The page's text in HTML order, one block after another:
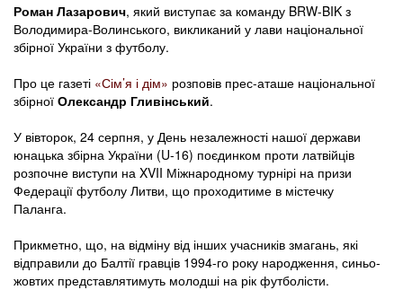
Роман Лазарович, який виступає за команду BRW-BIK з
Володимира-Волинського, викликаний у лави національної
збірної України з футболу.
Про це газеті «Сім’я і дім» розповів прес-аташе національної
збірної Олександр Гливінський.
У вівторок, 24 серпня, у День незалежності нашої держави
юнацька збірна України (U-16) поєдинком проти латвійців
розпочне виступи на XVII Міжнародному турнірі на призи
Федерації футболу Литви, що проходитиме в містечку
Паланга.
Прикметно, що, на відміну від інших учасників змагань, які
відправили до Балтії гравців 1994-го року народження, синьо-
жовтих представлятимуть молодші на рік футболісти.